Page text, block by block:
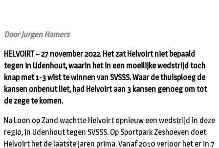
Door Jurgen Hamers
HELVOIRT – 27 november 2022. Het zat Helvoirt niet bepaald
tegen in Udenhout, waarin het in een moeilijke wedstrijd toch
knap met 1-3 wist te winnen van SVSSS. Waar de thuisploeg de
kansen onbenut liet, had Helvoirt aan 3 kansen genoeg om tot
de zege te komen.
Na Loon op Zand wachtte Helvoirt opnieuw een wedstrijd in deze
regio, in Udenhout tegen SVSSS. Op Sportpark Zeshoeven doet
Helvoirt het de laatste jaren prima. Vanaf 2010 verloor het er in 7